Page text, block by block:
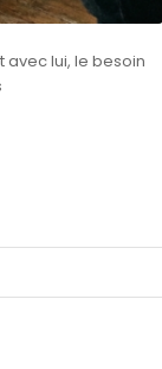
avec lui, le besoin